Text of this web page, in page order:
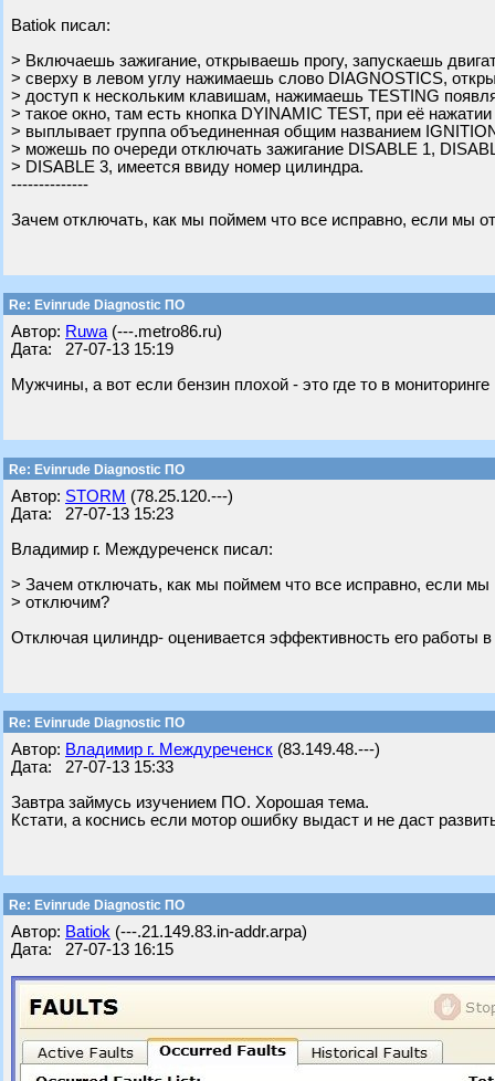
Batiok писал:
> Включаешь зажигание, открываешь прогу, запускаешь
> сверху в левом углу нажимаешь слово DIAGNOSTICS,
> доступ к нескольким клавишам, нажимаешь TESTING
> такое окно, там есть кнопка DYINAMIC TEST, при её нажатии
> выплывает группа объединенная общим названием
> можешь по очереди отключать зажигание DISABLE 1,
> DISABLE 3, имеется ввиду номер цилиндра.
--------------
Зачем отключать, как мы поймем что все исправно, если мы
Re: Evinrude Diagnostic ПО
Автор: Ruwa (---.metro86.ru)
Дата: 27-07-13 15:19
Мужчины, а вот если бензин плохой - это где то в
Re: Evinrude Diagnostic ПО
Автор: STORM (78.25.120.---)
Дата: 27-07-13 15:23
Владимир г. Междуреченск писал:
> Зачем отключать, как мы поймем что все исправно, если мы
> отключим?
Отключая цилиндр- оценивается эффективность его работы
Re: Evinrude Diagnostic ПО
Автор: Владимир г. Междуреченск (83.149.48.---)
Дата: 27-07-13 15:33
Завтра займусь изучением ПО. Хорошая тема.
Кстати, а коснись если мотор ошибку выдаст и не даст
Re: Evinrude Diagnostic ПО
Автор: Batiok (---.21.149.83.in-addr.arpa)
Дата: 27-07-13 16:15